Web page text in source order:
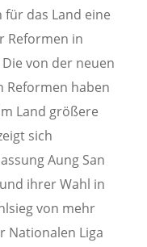
das Land eine
Reformen in
von der neuen
Reformen haben
Land größere
sich
Aung San
ihrer Wahl in
von mehr
Nationalen Liga